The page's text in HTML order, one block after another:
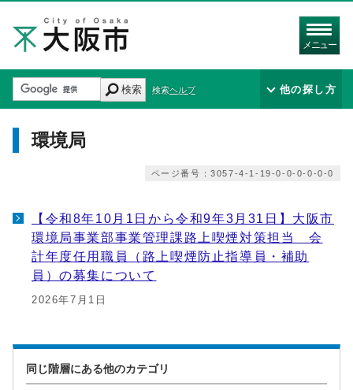
メニュー
検索 検索ヘルプ 他の探し方
環境局
ページ番号：3057-4-1-19-0-0-0-0-0-0
【令和8年10月1日から令和9年3月31日】大阪市
環境局事業部事業管理課路上喫煙対策担当 会
計年度任用職員（路上喫煙防止指導員・補助
員）の募集について
2026年7月1日
同じ階層にある他のカテゴリ